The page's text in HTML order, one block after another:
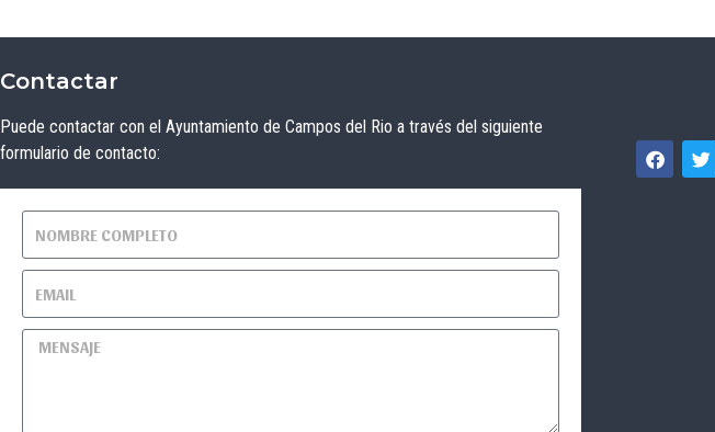
Contactar
Puede contactar con el Ayuntamiento de Campos del Rio a través del siguiente
formulario de contacto: